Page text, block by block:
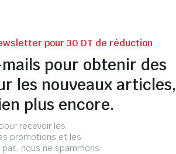
pour 30 DT de réduction
pour obtenir des
les nouveaux articles,
plus encore.
recevoir les
promotions et les
nous ne spammons